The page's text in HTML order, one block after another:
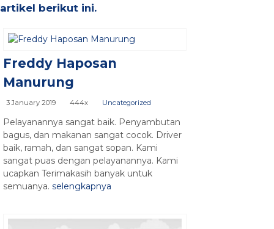
artikel berikut ini.
Freddy Haposan
Manurung
3 January 2019 444x Uncategorized
Pelayanannya sangat baik. Penyambutan
bagus, dan makanan sangat cocok. Driver
baik, ramah, dan sangat sopan. Kami
sangat puas dengan pelayanannya. Kami
ucapkan Terimakasih banyak untuk
semuanya. selengkapnya